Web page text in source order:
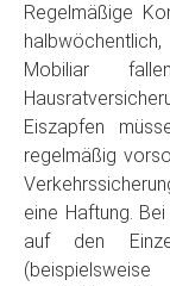
Regelmäßige
Mobiliar
Eiszapfen
regelmäßig
eine Haftung.
auf den